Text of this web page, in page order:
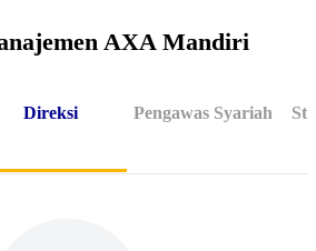
AXA Mandiri
Direksi Pengawas Syariah